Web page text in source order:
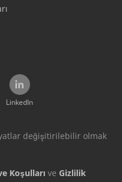
LinkedIn
değişitirilebilir olmak
Koşulları ve Gizlilik